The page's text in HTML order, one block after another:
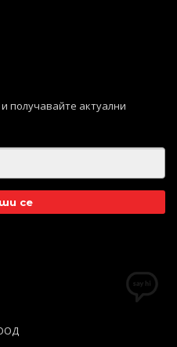
получавайте актуални